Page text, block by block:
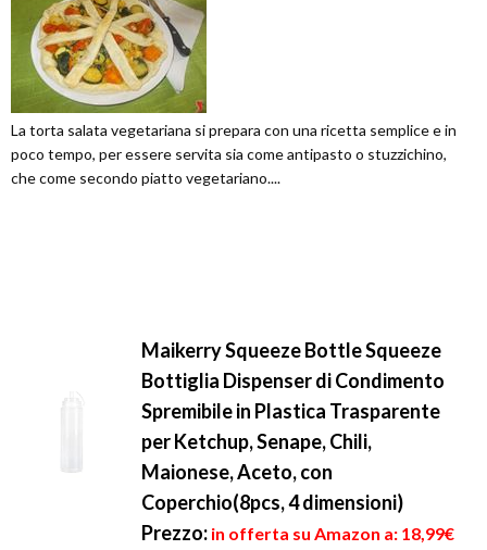
La torta salata vegetariana si prepara con una ricetta semplice e in
poco tempo, per essere servita sia come antipasto o stuzzichino,
che come secondo piatto vegetariano....
Maikerry Squeeze Bottle Squeeze
Bottiglia Dispenser di Condimento
Spremibile in Plastica Trasparente
per Ketchup, Senape, Chili,
Maionese, Aceto, con
Coperchio(8pcs, 4 dimensioni)
Prezzo: in offerta su Amazon a: 18,99€